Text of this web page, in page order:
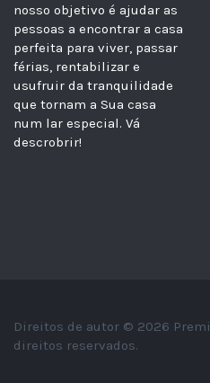
nosso objetivo é ajudar as
pessoas a encontrar a casa
perfeita para viver, passar
férias, rentabilizar e
usufruir da tranquilidade
que tornam a Sua casa
num lar especial. Vá
descrobrir!
Direitos de autor © 2026
direitos reservados.